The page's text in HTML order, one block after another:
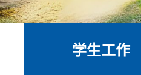
学生工作